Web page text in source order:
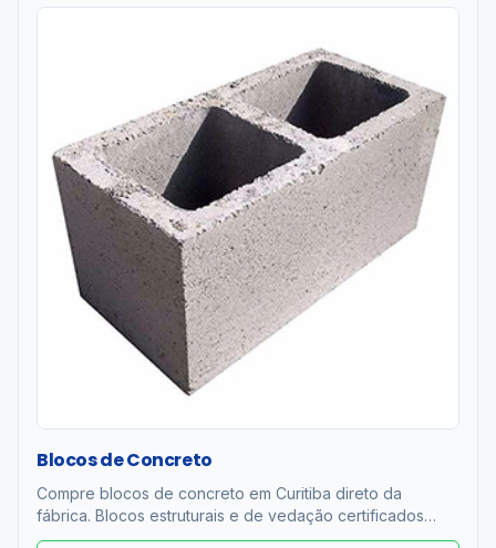
Blocos de Concreto
Compre blocos de concreto em Curitiba direto da
fábrica. Blocos estruturais e de vedação certificados
ABNT NBR 6136. Resistência 4 a 12 MPa. Entrega rápida